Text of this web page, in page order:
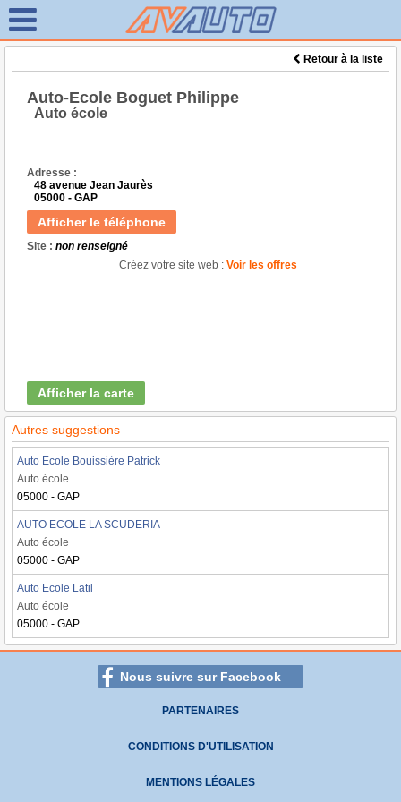
Retour à la liste
Auto-Ecole Boguet Philippe
Auto école
Adresse :
48 avenue Jean Jaurès
05000 - GAP
Afficher le téléphone
Site : non renseigné
Créez votre site web : Voir les offres
Afficher la carte
Autres suggestions
Auto Ecole Bouissière Patrick
Auto école
05000 - GAP
AUTO ECOLE LA SCUDERIA
Auto école
05000 - GAP
Auto Ecole Latil
Auto école
05000 - GAP
Nous suivre sur Facebook
PARTENAIRES
CONDITIONS D'UTILISATION
MENTIONS LÉGALES